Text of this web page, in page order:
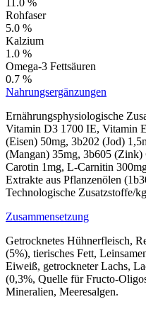
Rohfaser
5.0 %
Kalzium
1.0 %
Omega-3 Fettsäuren
0.7 %
Nahrungsergänzungen
Ernährungsphysiologische
Vitamin D3 1700 IE, Vitamin
(Eisen) 50mg, 3b202 (Jod)
(Mangan) 35mg, 3b605 (Zink)
Carotin 1mg, L-Carnitin
Extrakte aus Pflanzenölen
Technologische Zusatzstoffe/
Zusammensetzung
Getrocknetes Hühnerfleisch,
(5%), tierisches Fett,
Eiweiß, getrockneter Lachs,
(0,3%, Quelle für Fructo-
Mineralien, Meeresalgen.